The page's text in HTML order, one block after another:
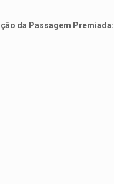
da Passagem Premiada: